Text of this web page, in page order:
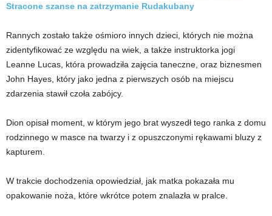
Stracone szanse na zatrzymanie Rudakubany
Rannych zostało także ośmioro innych dzieci, których nie można
zidentyfikować ze względu na wiek, a także instruktorka jogi
Leanne Lucas, która prowadziła zajęcia taneczne, oraz biznesmen
John Hayes, który jako jedna z pierwszych osób na miejscu
zdarzenia stawił czoła zabójcy.
Dion opisał moment, w którym jego brat wyszedł tego ranka z domu
rodzinnego w masce na twarzy i z opuszczonymi rękawami bluzy z
kapturem.
W trakcie dochodzenia opowiedział, jak matka pokazała mu
opakowanie noża, które wkrótce potem znalazła w pralce.